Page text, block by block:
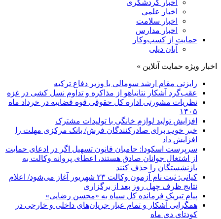
اخبار گردشگری
اخبار علمی
اخبار سلامت
اخبار مدارس
حمایت از کسب‌وکار
آبان دیلی
اخبار ویژه حمایت آنلاین »
رایزنی مقام ارشد سومالی با وزیر دفاع ترکیه
عقب‌گرد آشکار نتانیاهو از مذاکره و تداوم نسل کشی در غزه
نظریات مشورتی اداره کل حقوقی قوه قضاییه در خرداد ماه
۱۴۰۵
افزایش تولید لوازم خانگی با تولیدات مشترک
خبر خوب برای صادرکنندگان فرش/ بانک مرکزی مهلت را
افزایش داد
سرپرست اسکودا: حامیان قانون تسهیل اگر در ادعای حمایت
از اشتغال جوانان صادق هستند، اعطای پروانه وکالت به
بازنشستگان را حذف کنند
کیانی: ثبت نام آزمون وکالت ۲۳ شهریور آغاز می‌شود/ اعلام
نتایج ظرف چهل روز بعد از برگزاری
پیام تبریک فرمانده کل سپاه به «محسن رضایی»
همگرایی آشکار و تمام عیار جریان‌های داخلی و خارجی در
کودتای دی ماه